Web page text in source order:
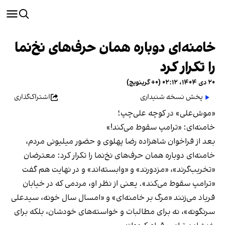
خامنه‌ای دوباره همان حرف‌های نخ‌نما
را تکرار کرد
۲۰ دی ۱۴۰۴، ۰۲:۱۲ (‎+۰ گرینویچ)
پخش نسخه شنیداری
اشتراک‌گذاری
«موش‌علی» در کوچه علی‌چپ؛
خامنه‌ای: «ترامپ سقوط می‌کند!»
بعد از فراخوان شاهزاده رضا پهلوی و حضور میلیونی مردم،
خامنه‌ای دوباره همان حرف‌های نخ‌نما را تکرار کرد: معترضان
«تخریب‌گرند»، «مزدورند» و «وابسته‌اند» و در نهایت هم گفت
«ترامپ سقوط می‌کند». یعنی از نظر او، مردمی که در خیابان
فریاد می‌زنند «مرگ بر خامنه‌ای» و «امسال سال خونه، سیدعلی
سرنگونه»، نه برای مطالبات و خواسته‌های خودشان، بلکه برای